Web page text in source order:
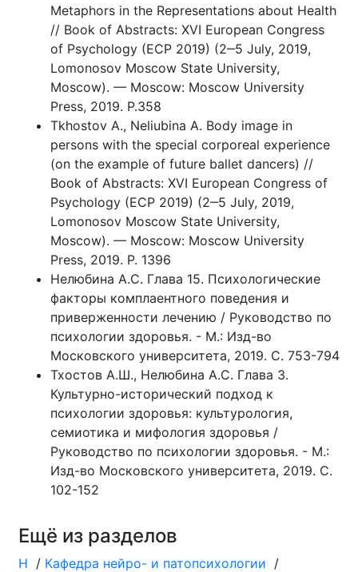
Metaphors in the Representations about Health
// Book of Abstracts: XVI European Congress
of Psychology (ECP 2019) (2‒5 July, 2019,
Lomonosov Moscow State University,
Moscow). — Moscow: Moscow University
Press, 2019. P.358
Tkhostov A., Neliubina A. Body image in
persons with the special corporeal experience
(on the example of future ballet dancers) //
Book of Abstracts: XVI European Congress of
Psychology (ECP 2019) (2‒5 July, 2019,
Lomonosov Moscow State University,
Moscow). — Moscow: Moscow University
Press, 2019. P. 1396
Нелюбина А.С. Глава 15. Психологические
факторы комплаентного поведения и
приверженности лечению / Руководство по
психологии здоровья. - М.: Изд-во
Московского университета, 2019. С. 753-794
Тхостов А.Ш., Нелюбина А.С. Глава 3.
Культурно-исторический подход к
психологии здоровья: культурология,
семиотика и мифология здоровья /
Руководство по психологии здоровья. - М.:
Изд-во Московского университета, 2019. С.
102-152
Ещё из разделов
Н / Кафедра нейро- и патопсихологии /